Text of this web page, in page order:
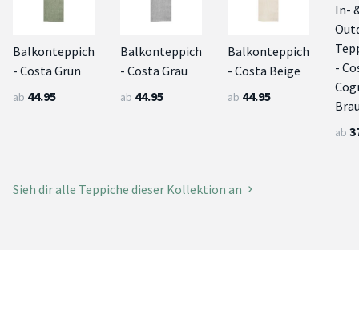
Balkonteppich
- Costa Grün
ab 44.95
Balkonteppich
- Costa Grau
ab 44.95
Balkonteppich
- Costa Beige
ab 44.95
In-
-
ab
Sieh dir alle Teppiche dieser Kollektion an